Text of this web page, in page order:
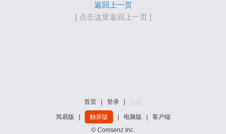
返回上一页
[ 点击这里返回上一页 ]
首页 登录
简易版 触屏版 电脑版
客户端
© Comsenz Inc.